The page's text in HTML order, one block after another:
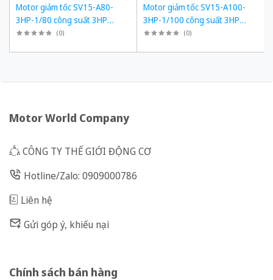
Motor giảm tốc SV15-A80-
3HP-1/80 công suất 3HP
(2200W) 2,2kW 1/80 kiểu lắp
(0)
Motor giảm tốc SV15-A100-
3HP-1/100 công suất 3HP
(2200W) 2,2kW 1/100 kiểu lắp
(0)
Motor World Company
CÔNG TY THẾ GIỚI ĐỘNG CƠ
Hotline/Zalo: 0909000786
Liên hệ
Gửi góp ý, khiếu nại
Chính sách bán hàng